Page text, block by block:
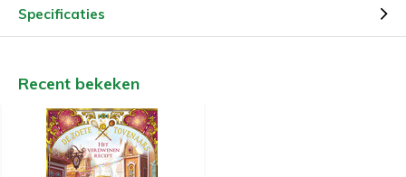
Specificaties
Recent bekeken